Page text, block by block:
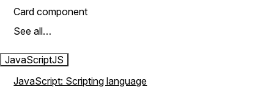
Card component
See all…
JavaScriptJS
JavaScript: Scripting language